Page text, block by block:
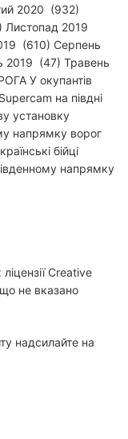
2020 (932)
Листопад 2019
(610) Серпень
2019 (47) Травень
У окупантів
на півдні
установку
напрямку ворог
бійці
напрямку
Creative
не вказано
надсилайте на